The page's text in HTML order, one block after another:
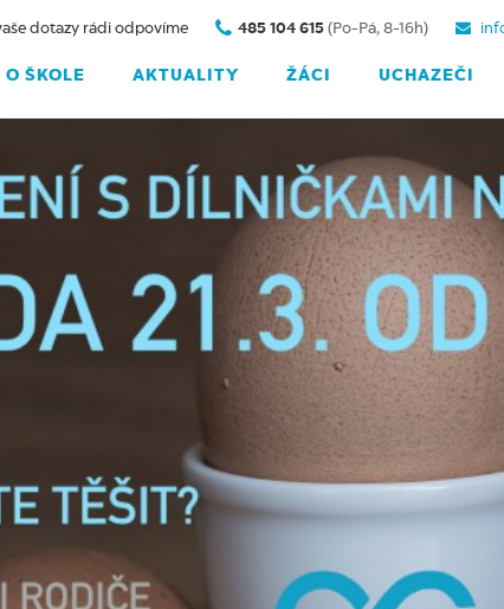
O ŠKOLE AKTUALITY ŽÁCI UCHAZEČI
dotazy rádi odpovíme 485 104 615 (Po-Pá, 8-16h)